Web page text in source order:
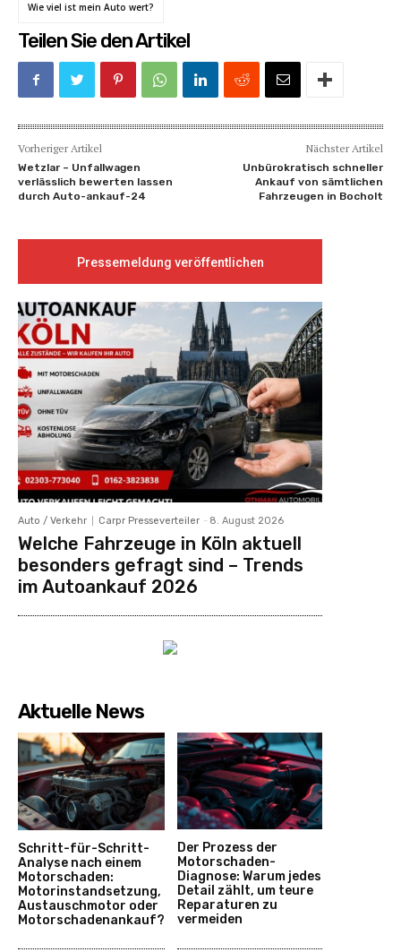
Wie viel ist mein Auto wert?
Teilen Sie den Artikel
Vorheriger Artikel
Wetzlar – Unfallwagen
verlässlich bewerten lassen
durch Auto-ankauf-24
Nächster Artikel
Unbürokratisch schneller
Ankauf von sämtlichen
Fahrzeugen in Bocholt
Pressemeldung veröffentlichen
Auto / Verkehr Carpr Presseverteiler - 8. August 2026
Welche Fahrzeuge in Köln aktuell
besonders gefragt sind – Trends
im Autoankauf 2026
Aktuelle News
Schritt-für-Schritt-
Analyse nach einem
Motorschaden:
Motorinstandsetzung,
Austauschmotor oder
Motorschadenankauf?
Der Prozess der
Motorschaden-
Diagnose: Warum jedes
Detail zählt, um teure
Reparaturen zu
vermeiden